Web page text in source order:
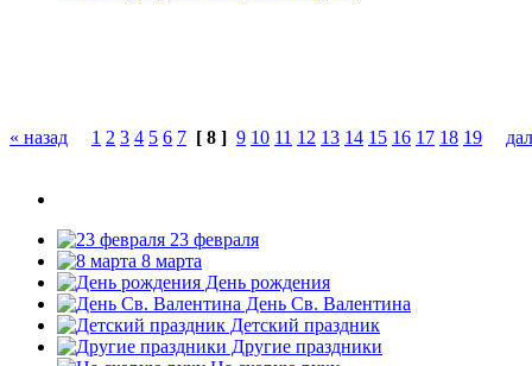
« назад 1 2 3 4 5 6 7 [ 8 ] 9 10 11 12 13 14 15 16 17 18 19
23 февраля
8 марта
День рождения
День Св. Валентина
Детский праздник
Другие праздники